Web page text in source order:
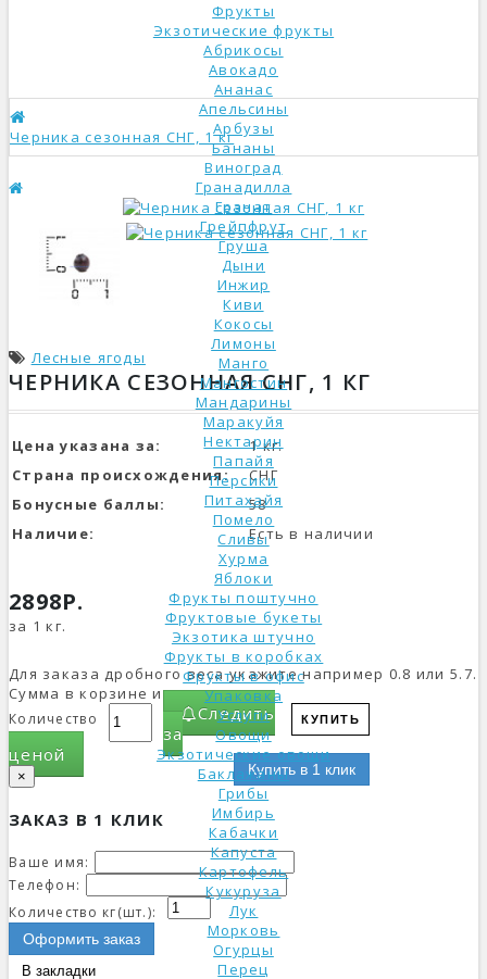
Фрукты
Экзотические фрукты
Абрикосы
Авокадо
Ананас
Апельсины
Арбузы
Бананы
Виноград
Гранадилла
Гранат
Грейпфрут
Груша
Дыни
Инжир
Киви
Кокосы
Лимоны
Манго
Мангостин
Мандарины
Маракуйя
Нектарин
Папайя
Персики
Питахайя
Помело
Сливы
Хурма
Яблоки
Фрукты поштучно
Фруктовые букеты
Экзотика штучно
Фрукты в коробках
Фрукты в офис
Упаковка
Услуги
Овощи
Экзотические овощи
Баклажаны
Грибы
Имбирь
Кабачки
Капуста
Картофель
Кукуруза
Лук
Морковь
Огурцы
Перец
Черника сезонная СНГ, 1 кг
Лесные ягоды
ЧЕРНИКА СЕЗОННАЯ СНГ, 1 КГ
Цена указана за:
1 кг.
Страна происхождения:
СНГ
Бонусные баллы:
58
Наличие:
Есть в наличии
2898Р.
за 1 кг.
Для заказа дробного веса укажите например 0.8 или 5.7.
Сумма в корзине изменится.
Количество КУПИТЬ
Купить в 1 клик
Следить
за
ценой
×
ЗАКАЗ В 1 КЛИК
Ваше имя:
Телефон:
Количество кг(шт.):
Оформить заказ
В закладки